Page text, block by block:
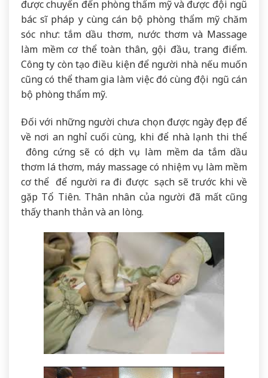
được chuyển đến phòng thẩm mỹ và được đội ngũ
bác sĩ pháp y cùng cán bộ phòng thẩm mỹ chăm
sóc như: tắm dầu thơm, nước thơm và Massage
làm mềm cơ thể toàn thân, gội đầu, trang điểm.
Công ty còn tạo điều kiện để người nhà nếu muốn
cũng có thể tham gia làm việc đó cùng đội ngũ cán
bộ phòng thẩm mỹ.
Đối với những người chưa chọn được ngày đẹp để
về nơi an nghỉ cuối cùng, khi để nhà lạnh thi thể
đông cứng sẽ có dịch vụ làm mềm da tắm dầu
thơm lá thơm, máy massage có nhiệm vụ làm mềm
cơ thể để người ra đi được sạch sẽ trước khi về
gặp Tổ Tiên. Thân nhân của người đã mất cũng
thấy thanh thản và an lòng.